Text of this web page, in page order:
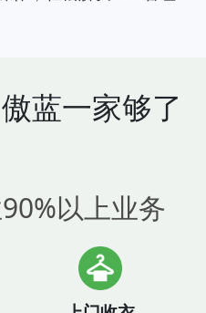
蓝一家够了
以上业务